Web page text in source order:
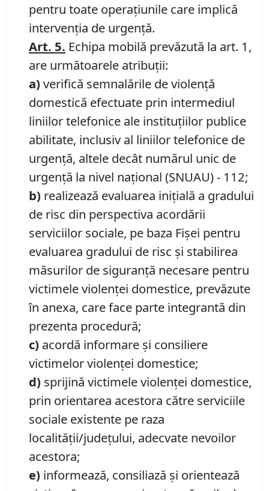
pentru toate operaţiunile care implică
intervenţia de urgenţă.
Art. 5. Echipa mobilă prevăzută la art. 1,
are următoarele atribuţii:
a) verifică semnalările de violenţă
domestică efectuate prin intermediul
liniilor telefonice ale instituţiilor publice
abilitate, inclusiv al liniilor telefonice de
urgenţă, altele decât numărul unic de
urgenţă la nivel naţional (SNUAU) - 112;
b) realizează evaluarea iniţială a gradului
de risc din perspectiva acordării
serviciilor sociale, pe baza Fişei pentru
evaluarea gradului de risc şi stabilirea
măsurilor de siguranţă necesare pentru
victimele violenţei domestice, prevăzute
în anexa, care face parte integrantă din
prezenta procedură;
c) acordă informare şi consiliere
victimelor violenţei domestice;
d) sprijină victimele violenţei domestice,
prin orientarea acestora către serviciile
sociale existente pe raza
localităţii/judeţului, adecvate nevoilor
acestora;
e) informează, consiliază şi orientează